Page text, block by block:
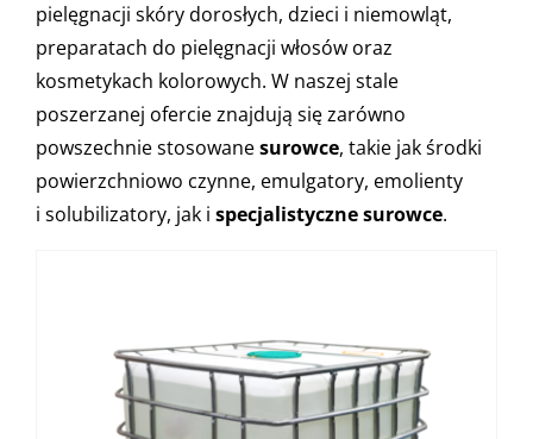
pielęgnacji skóry dorosłych, dzieci i niemowląt,
preparatach do pielęgnacji włosów oraz
kosmetykach kolorowych. W naszej stale
poszerzanej ofercie znajdują się zarówno
powszechnie stosowanesurowce, takie jak środki
powierzchniowo czynne, emulgatory, emolienty
i solubilizatory, jak i specjalistyczne surowce.